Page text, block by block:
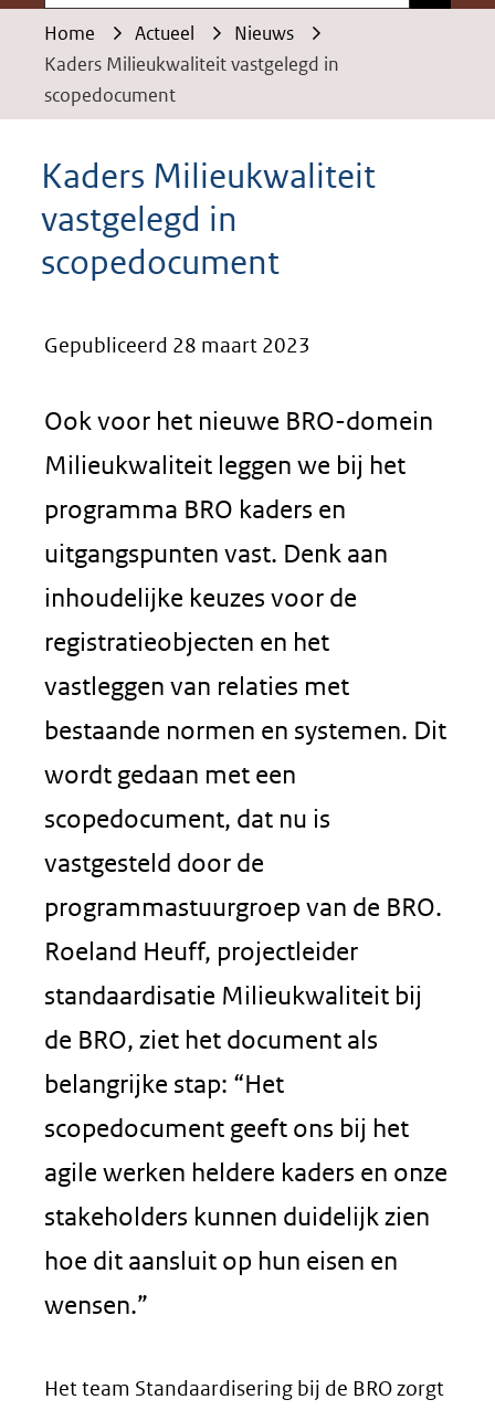
Home Actueel
Nieuws
Kaders Milieukwaliteit vastgelegd in
scopedocument
Kaders Milieukwaliteit
vastgelegd in
scopedocument
Gepubliceerd 28 maart 2023
Ook voor het nieuwe BRO-domein
Milieukwaliteit leggen we bij het
programma BRO kaders en
uitgangspunten vast. Denk aan
inhoudelijke keuzes voor de
registratieobjecten en het
vastleggen van relaties met
bestaande normen en systemen. Dit
wordt gedaan met een
scopedocument, dat nu is
vastgesteld door de
programmastuurgroep van de BRO.
Roeland Heuff, projectleider
standaardisatie Milieukwaliteit bij
de BRO, ziet het document als
belangrijke stap: “Het
scopedocument geeft ons bij het
agile werken heldere kaders en onze
stakeholders kunnen duidelijk zien
hoe dit aansluit op hun eisen en
wensen.”
Het team Standaardisering bij de BRO zorgt